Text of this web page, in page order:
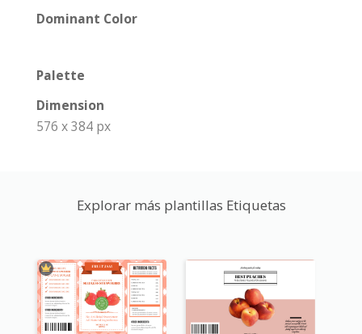
Dominant Color
Palette
Dimension
576 x 384 px
Explorar más plantillas Etiquetas